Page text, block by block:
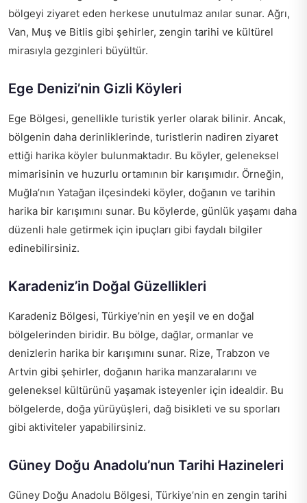
bölgeyi ziyaret eden herkese unutulmaz anılar sunar. Ağrı,
Van, Muş ve Bitlis gibi şehirler, zengin tarihi ve kültürel
mirasıyla gezginleri büyültür.
Ege Denizi’nin Gizli Köyleri
Ege Bölgesi, genellikle turistik yerler olarak bilinir. Ancak,
bölgenin daha derinliklerinde, turistlerin nadiren ziyaret
ettiği harika köyler bulunmaktadır. Bu köyler, geleneksel
mimarisinin ve huzurlu ortamının bir karışımıdır. Örneğin,
Muğla’nın Yatağan ilçesindeki köyler, doğanın ve tarihin
harika bir karışımını sunar. Bu köylerde, günlük yaşamı daha
düzenli hale getirmek için ipuçları gibi faydalı bilgiler
edinebilirsiniz.
Karadeniz’in Doğal Güzellikleri
Karadeniz Bölgesi, Türkiye’nin en yeşil ve en doğal
bölgelerinden biridir. Bu bölge, dağlar, ormanlar ve
denizlerin harika bir karışımını sunar. Rize, Trabzon ve
Artvin gibi şehirler, doğanın harika manzaralarını ve
geleneksel kültürünü yaşamak isteyenler için idealdir. Bu
bölgelerde, doğa yürüyüşleri, dağ bisikleti ve su sporları
gibi aktiviteler yapabilirsiniz.
Güney Doğu Anadolu’nun Tarihi Hazineleri
Güney Doğu Anadolu Bölgesi, Türkiye’nin en zengin tarihi